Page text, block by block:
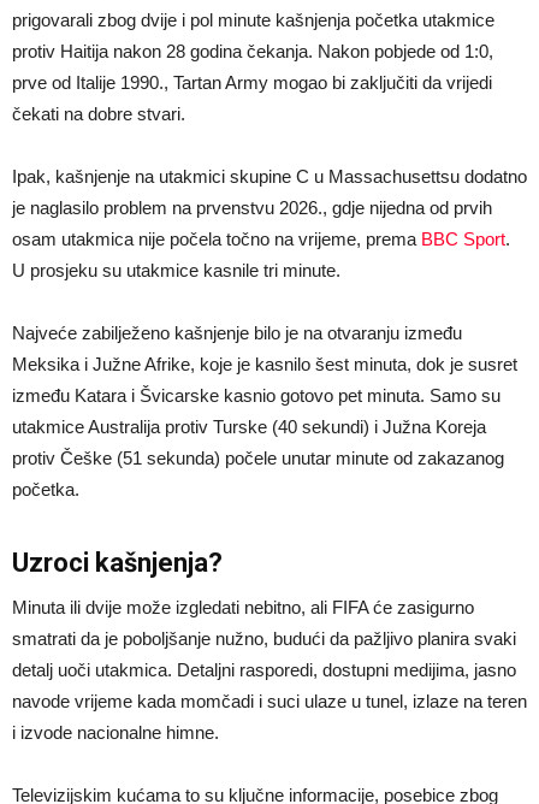
država traži pravdu
prigovarali zbog dvije i pol minute kašnjenja početka utakmice
protiv Haitija nakon 28 godina čekanja. Nakon pobjede od 1:0,
prve od Italije 1990., Tartan Army mogao bi zaključiti da vrijedi
čekati na dobre stvari.
Ipak, kašnjenje na utakmici skupine C u Massachusettsu dodatno
je naglasilo problem na prvenstvu 2026., gdje nijedna od prvih
osam utakmica nije počela točno na vrijeme, prema BBC Sport.
U prosjeku su utakmice kasnile tri minute.
Najveće zabilježeno kašnjenje bilo je na otvaranju između
Meksika i Južne Afrike, koje je kasnilo šest minuta, dok je susret
između Katara i Švicarske kasnio gotovo pet minuta. Samo su
utakmice Australija protiv Turske (40 sekundi) i Južna Koreja
protiv Češke (51 sekunda) počele unutar minute od zakazanog
početka.
Uzroci kašnjenja?
Minuta ili dvije može izgledati nebitno, ali FIFA će zasigurno
smatrati da je poboljšanje nužno, budući da pažljivo planira svaki
detalj uoči utakmica. Detaljni rasporedi, dostupni medijima, jasno
navode vrijeme kada momčadi i suci ulaze u tunel, izlaze na teren
i izvode nacionalne himne.
Televizijskim kućama to su ključne informacije, posebice zbog